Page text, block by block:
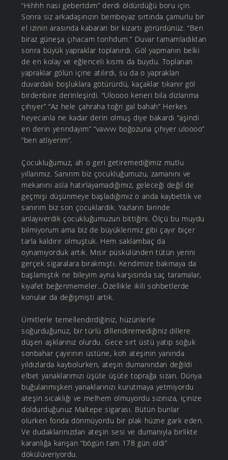
“Hıhhh nasi gebertdım” derdi öldürdüğü boru için.
Sonra siz arkadaşınızın bembeyaz sırtında çamurlu bir
el izinin arasında kabaran bir kızartı görürdünüz. “Ben
biraz güneşa çıhacam tonhdum.” Duvar tamamladıktan
sonra büyük yapraklar toplanırdı. Göl yapmanın belki
de en kolay ve eğlenceli kısmı da buydu. Toplanan
yapraklar gölün içine atılırdı, su da o yaprakları
duvardaki boşluklara götürürdü, kaçaklar tıkanır göl
birdenbire derinleşirdi. “Uloooo keneri bila dizlarıma
çıhıyer” “Az hele çahraha toğri gal bahah” Herkes
heyecanla ne kadar derin olmuş diye bakardı “aşindi
en derin yerındayım” “vavvvv boğozuna çıhıyer uloooo”
“ben atliyerim”.
Çocukluğumuz, ah o geri getiremediğimiz mutlu
yıllarımız. Sanırım biz çocukluğumuzu, zamanını ve
mekanını asla hatırlayamadığımız, geleceği değil de
geçmişi düşünmeye başladığımız o anda kaybettik ve
sanırım biz son çocuklardık. Yazların birinde
anlayıverdik çocukluğumuzun bittiğini. Ölçü bu muydu
bilmiyorum ama biz de büyüklerimiz gibi çayır biçer
tarla kaldırır olmuştuk. Hem saklambaç da
oynamıyorduk artık. Mısır püskülünden tütün yerini
gerçek sigaralara bırakmıştı. Kendimize bakmaya da
başlamıştık ne bileyim ayna karşısında saç taramalar,
kıyafet beğenmemeler...Özellikle ikili sohbetlerde
konular da değişmişti artık.
Ümitlerle temellendirdiğiniz, hüzünlerle
soğurduğunuz, bir türlü dillendiremediğiniz dillere
düşen aşklarınız olurdu. Gece sırt üstü yatıp soğuk
sonbahar çayırının üstüne, koh ateşinin yanında
yıldızlarda kaybolurken, ateşin dumanından değildi
elbet yanaklarımızı üşüte üşüte toprağa sızan. Dünya
buğulanmışken yanaklarınızı kurutmaya yetmiyordu
ateşin sıcaklığı ve melhem olmuyordu sızınıza, içinize
doldurduğunuz Maltepe sigarası. Bütün bunlar
olurken fonda dönmüyordu bir plak hüzne gark eden.
Ve dudaklarınızdan ateşin sesi ve dumanıyla birlikte
karanlığa karışan “bögün tam 178 gün oldi”
dökülüveriyordu.